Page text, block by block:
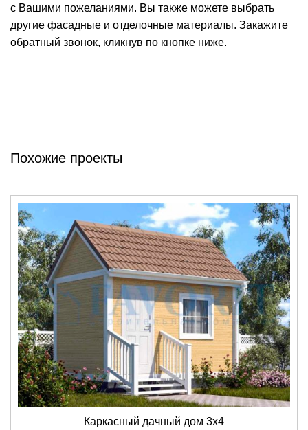
с Вашими пожеланиями. Вы также можете выбрать
другие фасадные и отделочные материалы. Закажите
обратный звонок, кликнув по кнопке ниже.
Похожие проекты
Каркасный дачный дом 3х4